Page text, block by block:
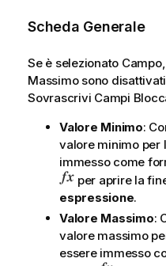
Scheda Generale
Se è selezionato Campo,
Massimosono
Sovrascrivi Campi
Valore Minimo:
valore minimo per
immesso come
per aprire la
espressione.
Valore Massimo:
valore massimo
essere immesso